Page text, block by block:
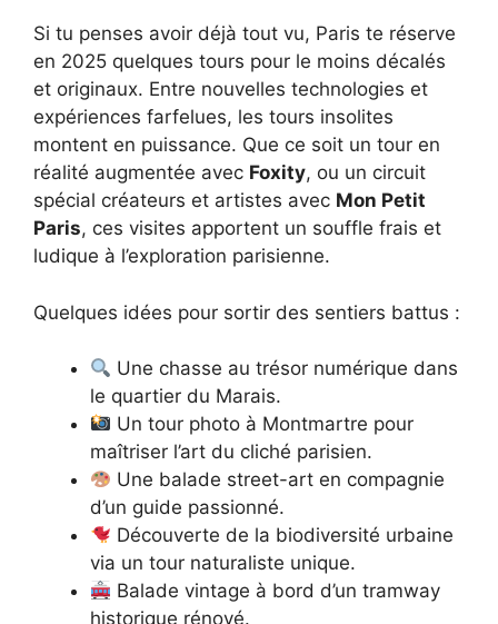
Si tu penses avoir déjà tout vu, Paris te réserve
en 2025 quelques tours pour le moins décalés
et originaux. Entre nouvelles technologies et
expériences farfelues, les tours insolites
montent en puissance. Que ce soit un tour en
réalité augmentée avec Foxity, ou un circuit
spécial créateurs et artistes avec Mon Petit
Paris, ces visites apportent un souffle frais et
ludique à l’exploration parisienne.
Quelques idées pour sortir des sentiers battus :
Une chasse au trésor numérique dans
le quartier du Marais.
Un tour photo à Montmartre pour
maîtriser l’art du cliché parisien.
Une balade street-art en compagnie
d’un guide passionné.
Découverte de la biodiversité urbaine
via un tour naturaliste unique.
Balade vintage à bord d’un tramway
historique rénové.